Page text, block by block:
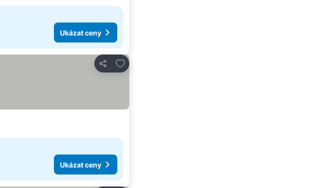
Ukázat ceny
Sdílet
Přidat na seznam oblíbených hotelů
Ukázat ceny